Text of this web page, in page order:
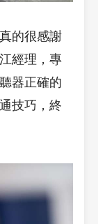
的很感謝
經理，專
器正確的
技巧，終